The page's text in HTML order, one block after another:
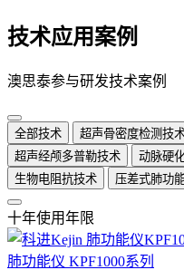
技术应用案例
澳思泰参与研发技术案例
全部技术 超声骨密度检测技
超声经颅多普勒技术
动脉硬
生物电阻抗技术
压差式肺功
十年使用年限
肺功能仪 KPF1000系列